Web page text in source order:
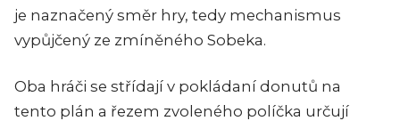
je naznačený směr hry, tedy mechanismus
vypůjčený ze zmíněného Sobeka.
Oba hráči se střídají v pokládaní donutů na
tento plán a řezem zvoleného políčka určují